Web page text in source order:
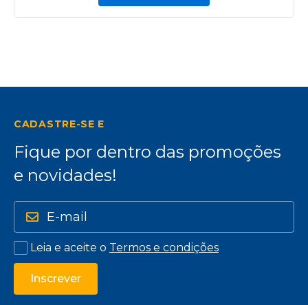
CADASTRE-SE E
Fique por dentro das promoções
e novidades!
Leia e aceite o Termos e condições
Inscrever